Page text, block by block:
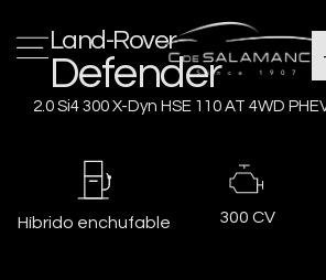
Land-Rover
Defender
2.0 Si4 300 X-Dyn HSE 110 AT 4WD
Híbrido enchufable 300 CV